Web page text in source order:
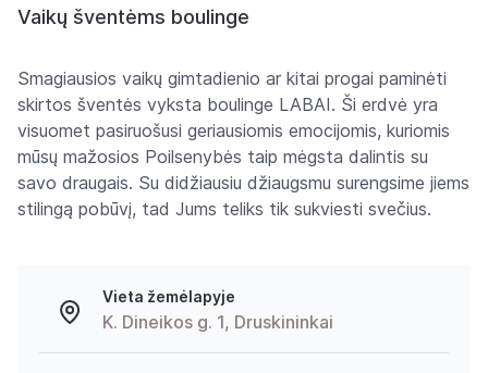
Vaikų šventėms boulinge
Smagiausios vaikų gimtadienio ar kitai progai paminėti
skirtos šventės vyksta boulinge LABAI. Ši erdvė yra
visuomet pasiruošusi geriausiomis emocijomis, kuriomis
mūsų mažosios Poilsenybės taip mėgsta dalintis su
savo draugais. Su didžiausiu džiaugsmu surengsime jiems
stilingą pobūvį, tad Jums teliks tik sukviesti svečius.
Vieta žemėlapyje
K. Dineikos g. 1, Druskininkai